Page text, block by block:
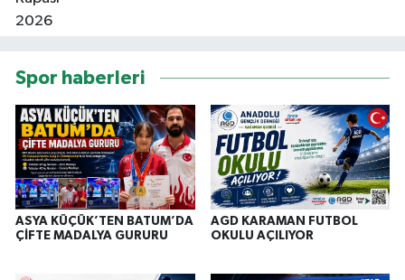
Spor haberleri
ASYA KÜÇÜK’TEN BATUM’DA
ÇİFTE MADALYA GURURU
AGD KARAMAN FUTBOL
OKULU AÇILIYOR